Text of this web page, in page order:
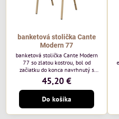
banketová stolička Cante
Modern 77
banketová stolička Cante Modern
77 so zlatou kostrou, bol od
začiatku do konca navrhnutý s
ohľadom na elegantné a
sofistikované priestory pre
pohostinstvá. Má zlatý rám a
čalúnenie Moss 07 od poľskej
značky Davis – béžová farba s
mäkkým povrchom je ideálna do
45,20 €
Do košíka